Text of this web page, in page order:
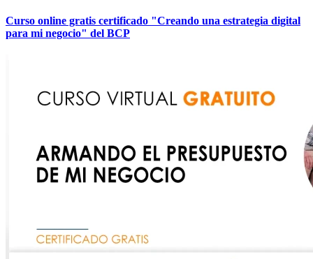
Curso online gratis certificado "Creando una estrategia digital
para mi negocio" del BCP